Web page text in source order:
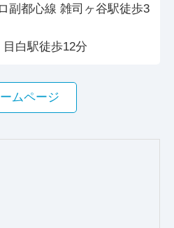
副都心線 雑司ヶ谷駅徒歩3
白駅徒歩12分
ムページ